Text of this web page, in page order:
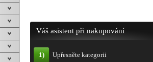
Váš asistent při nakupování
1) Upřesněte kategorii